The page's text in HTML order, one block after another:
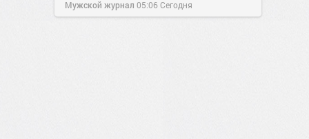
Мужской журнал 05:06Сегодня